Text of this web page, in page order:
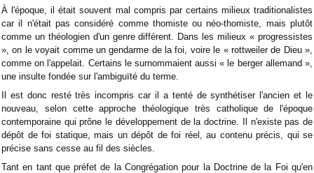
À l'époque, il était souvent mal compris par certains milieux traditionalistes
car il n'était pas considéré comme thomiste ou néo-thomiste, mais plutôt
comme un théologien d'un genre différent. Dans les milieux « progressistes
», on le voyait comme un gendarme de la foi, voire le « rottweiler de Dieu »,
comme on l'appelait. Certains le surnommaient aussi « le berger allemand »,
une insulte fondée sur l'ambiguïté du terme.
Il est donc resté très incompris car il a tenté de synthétiser l'ancien et le
nouveau, selon cette approche théologique très catholique de l'époque
contemporaine qui prône le développement de la doctrine. Il n'existe pas de
dépôt de foi statique, mais un dépôt de foi réel, au contenu précis, qui se
précise sans cesse au fil des siècles.
Tant en tant que préfet de la Congrégation pour la Doctrine de la Foi qu'en